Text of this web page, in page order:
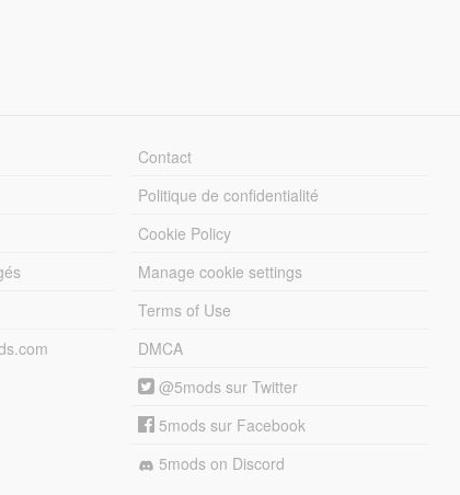
Contact
Politique de confidentialité
Cookie Policy
Manage cookie settings
Terms of Use
DMCA
@5mods sur Twitter
5mods sur Facebook
5mods on Discord